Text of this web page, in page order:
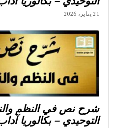
21 يناير، 2026
شرح نص في النظم
التوحيدي – بكالوريا